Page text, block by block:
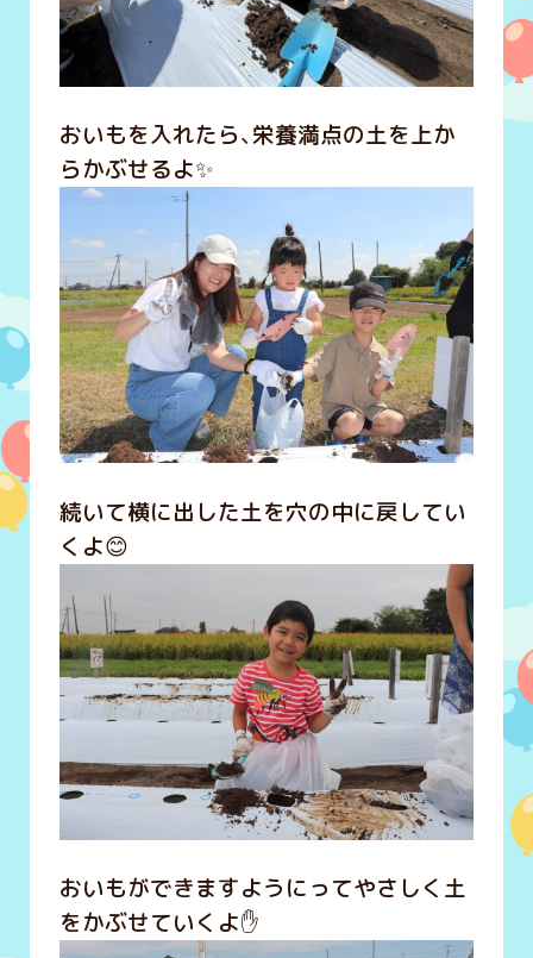
おいもを入れたら、栄養満点の土を上か
らかぶせるよ✨
続いて横に出した土を穴の中に戻してい
くよ😊
おいもができますようにってやさしく土
をかぶせていくよ✋